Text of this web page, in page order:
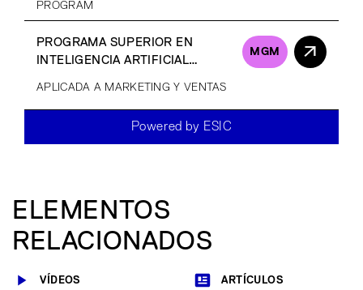
PROGRAM
PROGRAMA SUPERIOR EN
INTELIGENCIA ARTIFICIAL
MGM
APLICADA A MARKETING Y VENTAS
Powered by ESIC
ELEMENTOS
RELACIONADOS
VÍDEOS ARTÍCULOS